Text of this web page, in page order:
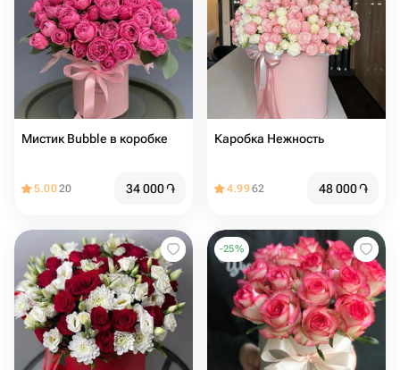
Мистик Bubble в коробке
5.0020 34 000֏
Каробка Нежность
4.9962 48 000֏
-25%